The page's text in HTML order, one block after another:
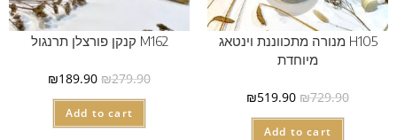
H105 מנורה מתכווננת וינטאג
מיוחדת
₪729.90
₪519.90
Add to cart
M162 קנקן פורצלן תרנגול
₪279.90
₪189.90
Add to cart